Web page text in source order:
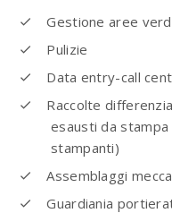
Gestione aree
Pulizie
Data entry-call
Raccolte
esausti da
stampanti)
Assemblaggi
Guardiania